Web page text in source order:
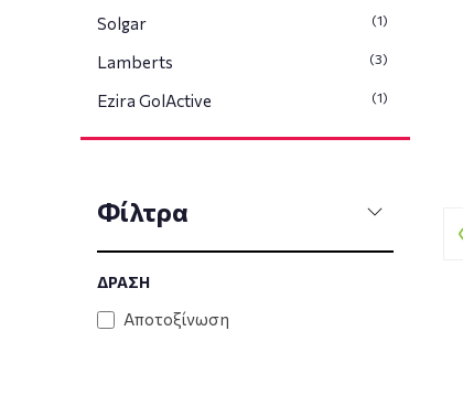
Solgar (1)
Lamberts (3)
Ezira GolActive (1)
Φίλτρα
ΔΡΑΣΗ
Αποτοξίνωση